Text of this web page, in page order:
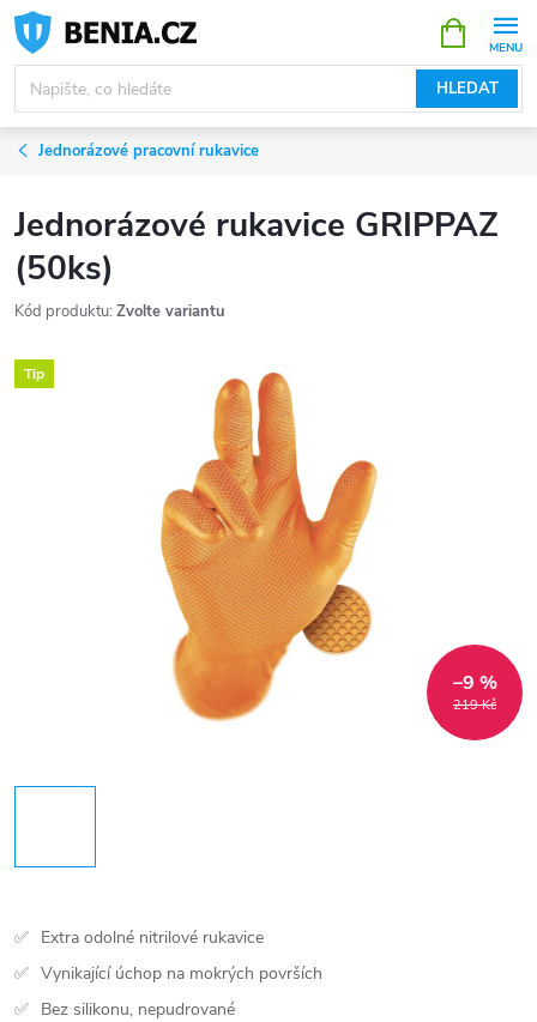
Přejít
obsah
HLEDAT
NÁKUPNÍ
KOŠÍK
Jednorázové pracovní rukavice
Jednorázové rukavice GRIPPAZ
(50ks)
Kód produktu: Zvolte variantu
Tip
219 Kč
–9 %
Extra odolné nitrilové rukavice
Vynikající úchop na mokrých površích
Bez silikonu, nepudrované